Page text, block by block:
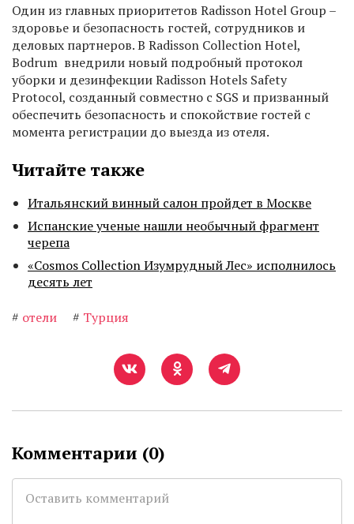
Один из главных приоритетов Radisson Hotel Group –
здоровье и безопасность гостей, сотрудников и
деловых партнеров. В Radisson Collection Hotel,
Bodrum внедрили новый подробный протокол
уборки и дезинфекции Radisson Hotels Safety
Protocol, созданный совместно с SGS и призванный
обеспечить безопасность и спокойствие гостей с
момента регистрации до выезда из отеля.
Читайте также
Итальянский винный салон пройдет в Москве
Испанские ученые нашли необычный фрагмент
черепа
«Cosmos Collection Изумрудный Лес» исполнилось
десять лет
# отели # Турция
Комментарии (0)